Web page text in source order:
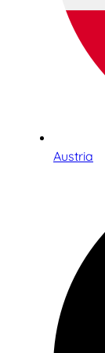
Austria